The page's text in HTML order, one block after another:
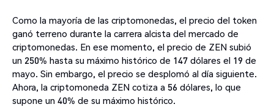
Como la mayoría de las criptomonedas, el precio del token
ganó terreno durante la carrera alcista del mercado de
criptomonedas. En ese momento, el precio de ZEN subió
un 250% hasta su máximo histórico de 147 dólares el 19 de
mayo. Sin embargo, el precio se desplomó al día siguiente.
Ahora, la criptomoneda ZEN cotiza a 56 dólares, lo que
supone un 40% de su máximo histórico.